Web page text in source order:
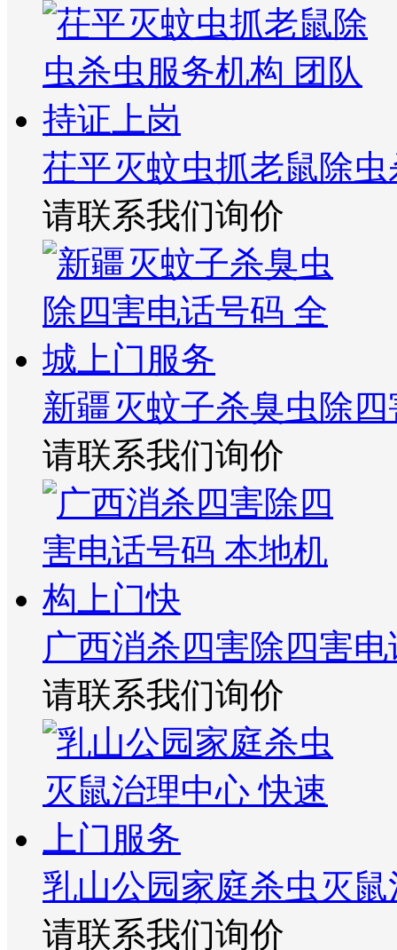
茌平灭蚊虫抓老鼠除
请联系我们询价
新疆灭蚊子杀臭虫除
请联系我们询价
广西消杀四害除四害
请联系我们询价
乳山公园家庭杀虫灭
请联系我们询价